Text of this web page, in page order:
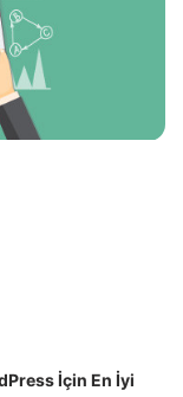
İçin En İyi